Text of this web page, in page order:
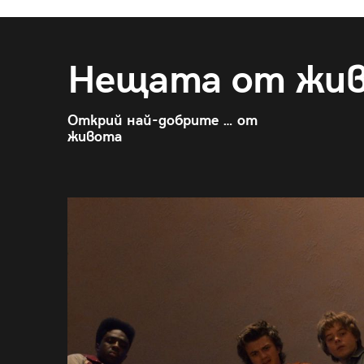
Нещата от
Открий най-добрите … от
живота